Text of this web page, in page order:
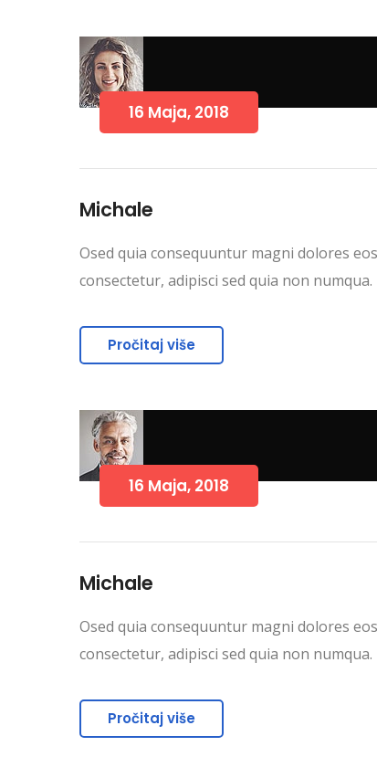
16 Maja, 2018
Michale
Osed quia consequuntur magni dolores
consectetur, adipisci sed quia non numqua.
Pročitaj više
16 Maja, 2018
Michale
Osed quia consequuntur magni dolores
consectetur, adipisci sed quia non numqua.
Pročitaj više